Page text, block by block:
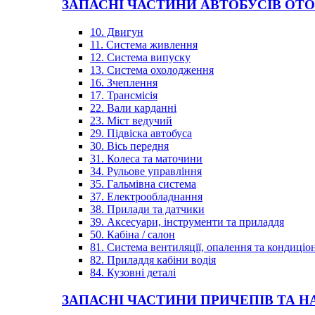
ЗАПАСНІ ЧАСТИНИ АВТОБУСІВ
10. Двигун
11. Система живлення
12. Система випуску
13. Система охолодження
16. Зчеплення
17. Трансмісія
22. Вали карданні
23. Міст ведучий
29. Підвіска автобуса
30. Вісь передня
31. Колеса та маточини
34. Рульове управління
35. Гальмівна система
37. Електрообладнання
38. Прилади та датчики
39. Аксесуари, інструменти та приладдя
50. Кабіна / салон
81. Система вентиляції, опалення та
82. Приладдя кабіни водія
84. Кузовні деталі
ЗАПАСНІ ЧАСТИНИ ПРИЧЕПІВ ТА